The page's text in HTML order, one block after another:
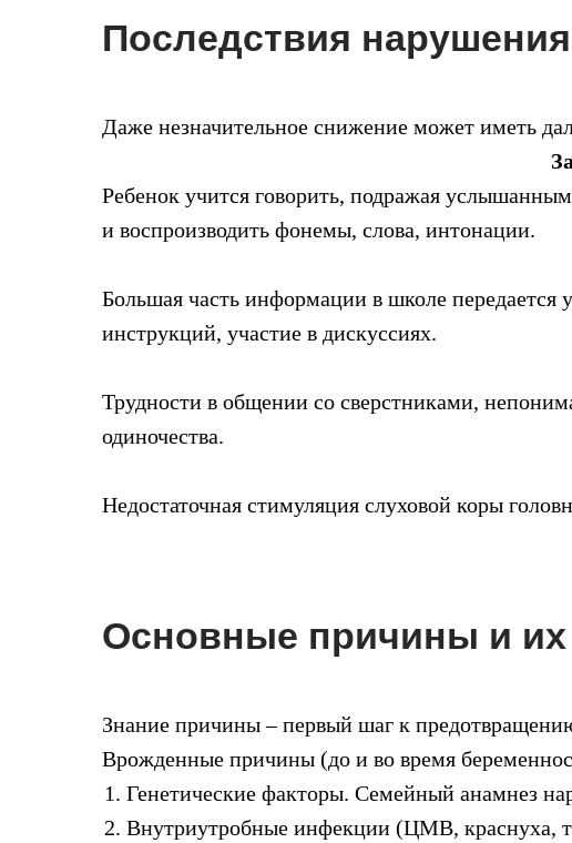
Последствия
Даже незначительное снижение может иметь
Ребенок учится говорить, подражая
и воспроизводить фонемы, слова, интонации.
Большая часть информации в школе передается
инструкций, участие в дискуссиях.
Трудности в общении со сверстниками,
одиночества.
Недостаточная стимуляция слуховой коры
Основные причины и
Знание причины – первый шаг к
Врожденные причины (до и во время
Генетические факторы. Семейный анамнез
Внутриутробные инфекции (ЦМВ, краснуха,